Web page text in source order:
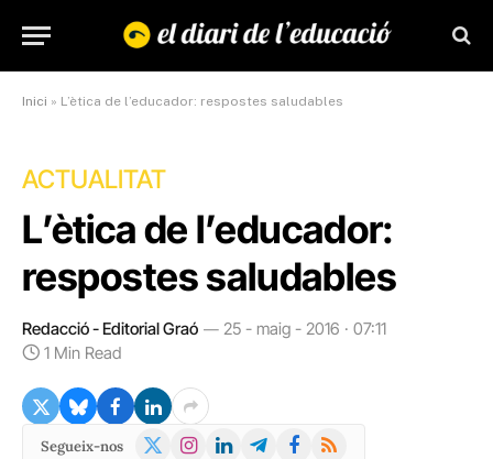
Inici » L’ètica de l’educador: respostes saludables
ACTUALITAT
L’ètica de l’educador:
respostes saludables
Redacció - Editorial Graó
25 - maig - 2016 · 07:11
1 Min Read
Segueix-nos
X
Instagram
LinkedInTelegramFacebook
RSS